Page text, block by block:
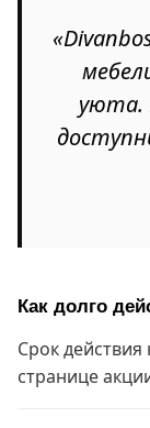
уюта.
Как долго
Срок
странице